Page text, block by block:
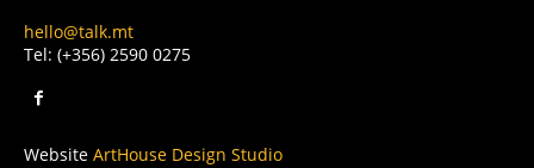
hello@talk.mt
Tel: (+356) 2590 0275
Website ArtHouse Design Studio